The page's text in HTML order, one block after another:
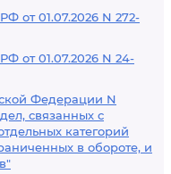
от 01.07.2026 N 272-
от 01.07.2026 N 24-
Федерации N
связанных с
категорий
в обороте, и